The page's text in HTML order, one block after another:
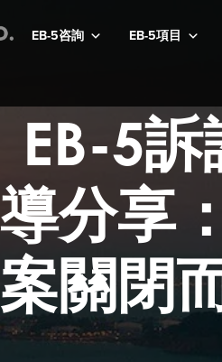
EB-5咨詢 EB-5項目
EB-5
導分享
案關閉